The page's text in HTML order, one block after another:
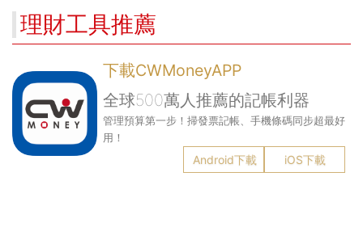
理財工具推薦
下載CWMoneyAPP
全球500萬人推薦的記帳利器
管理預算第一步！掃發票記帳、手機條碼同步超最好
用！
Android下載 iOS下載